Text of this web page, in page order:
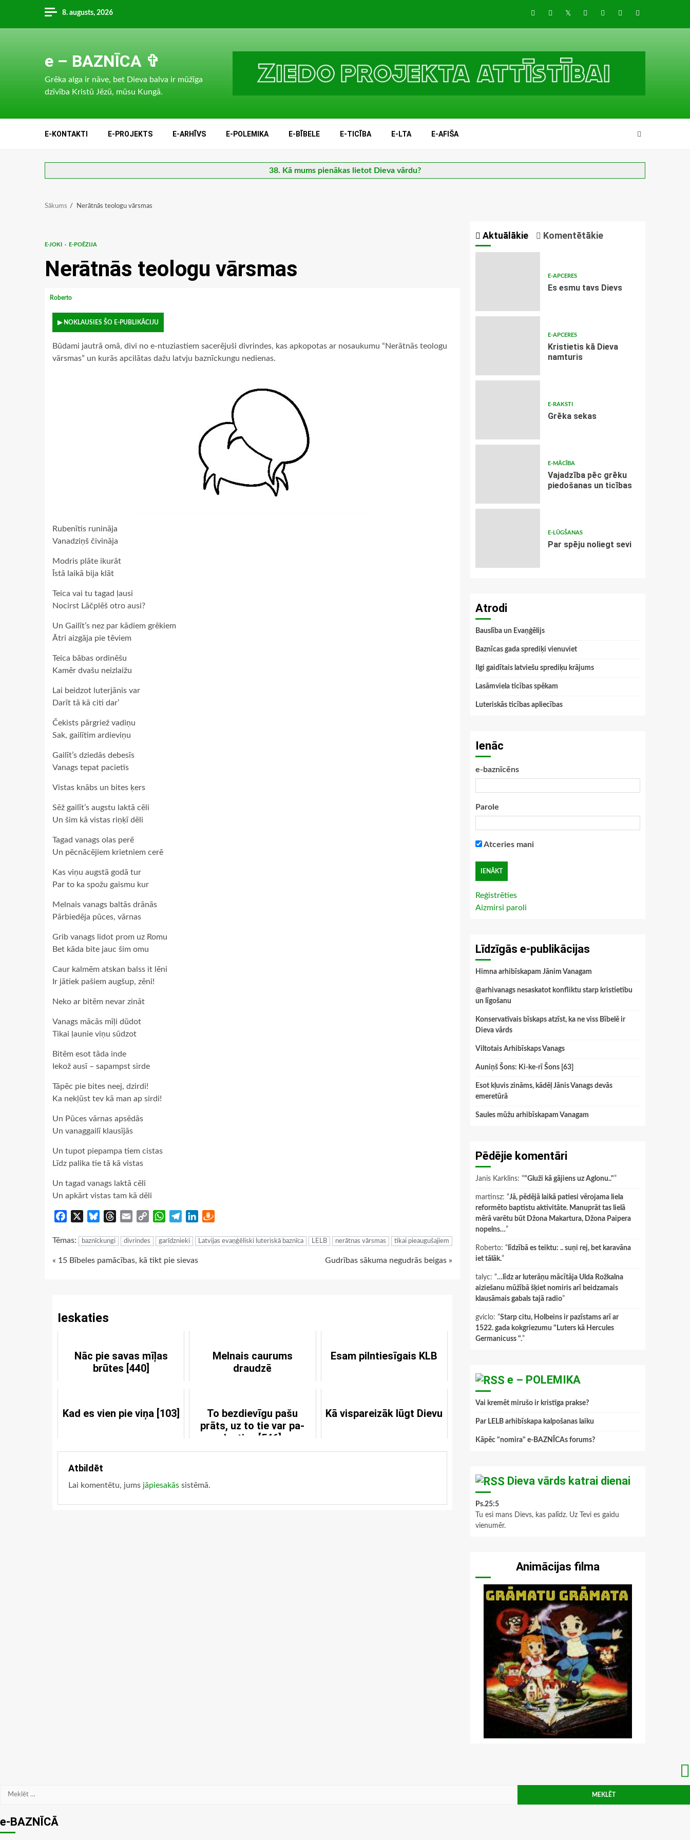
content
8. augusts, 2026 Draugiem
Facebook
TwitterInstagram
LinkedInwhatsapp
RSS
e – BAZNĪCA ✞
Grēka alga ir nāve, bet Dieva balva ir mūžīga
dzīvība Kristū Jēzū, mūsu Kungā.
E-KONTAKTI E-PROJEKTS E-ARHĪVS E-POLEMIKA E-BĪBELE E-TICĪBA E-LTA E-AFIŠA
38. Kā mums pienākas lietot Dieva vārdu?
Sākums Nerātnās teologu vārsmas
E-JOKI E-POĒZIJA
Nerātnās teologu vārsmas
Roberto
▶ NOKLAUSIES ŠO E-PUBLIKĀCIJU
Būdami jautrā omā, divi no e-ntuziastiem sacerējuši divrindes, kas apkopotas ar nosaukumu “Nerātnās teologu
vārsmas” un kurās apcilātas dažu latvju baznīckungu nedienas.
Rubenītis runināja
Vanadziņš čivināja
Modris plāte ikurāt
Īstā laikā bija klāt
Teica vai tu tagad ļausi
Nocirst Lāčplēš otro ausi?
Un Gailīt’s nez par kādiem grēkiem
Ātri aizgāja pie tēviem
Teica bābas ordinēšu
Kamēr dvašu neizlaižu
Lai beidzot luterjānis var
Darīt tā kā citi dar’
Čekists pārgriež vadiņu
Sak, gailītim ardieviņu
Gailīt’s dziedās debesīs
Vanags tepat pacietīs
Vistas knābs un bites ķers
Sēž gailīt’s augstu laktā cēli
Un šim kā vistas riņķī dēli
Tagad vanags olas perē
Un pēcnācējiem krietniem cerē
Kas viņu augstā godā tur
Par to ka spožu gaismu kur
Melnais vanags baltās drānās
Pārbiedēja pūces, vārnas
Grib vanags lidot prom uz Romu
Bet kāda bite jauc šim omu
Caur kalmēm atskan balss it lēni
Ir jātiek pašiem augšup, zēni!
Neko ar bitēm nevar zināt
Vanags mācās mīļi dūdot
Tikai ļaunie viņu sūdzot
Bitēm esot tāda inde
Iekož ausī – sapampst sirde
Tāpēc pie bites neej, dzirdi!
Ka nekļūst tev kā man ap sirdi!
Un Pūces vārnas apsēdās
Un vanaggailī klausījās
Un tupot piepampa tiem cistas
Līdz palika tie tā kā vistas
Un tagad vanags laktā cēli
Un apkārt vistas tam kā dēli
Facebook BlueskyThreads
Email
Copy
WhatsApp
TelegramLinkedIn
Tēmas: baznīckungi divrindes garīdznieki Latvijas evaņģēliski luteriskā baznīca LELB nerātnas vārsmas tikai pieaugušajiem
Continue
« 15 Bībeles pamācības, kā tikt pie sievas Gudrības sākuma negudrās beigas »
Ieskaties
Nāc pie savas mīļas
brūtes [440]
Melnais caurums
draudzē
Esam pilntiesīgais KLB
Kad es vien pie viņa [103]
To bezdievīgu pašu
prāts, uz to tie var pa-
ļauties [546]
Kā vispareizāk lūgt Dievu
Atbildēt
Lai komentētu, jums jāpiesakās sistēmā.
Aktuālākie Komentētākie
E-APCERES
Es esmu tavs Dievs
E-APCERES
Kristietis kā Dieva
namturis
E-RAKSTI
Grēka sekas
E-MĀCĪBA
Vajadzība pēc grēku
piedošanas un ticības
E-LŪGŠANAS
Par spēju noliegt sevi
Atrodi
Bauslība un Evaņģēlijs
Baznīcas gada sprediķi vienuviet
Ilgi gaidītais latviešu sprediķu krājums
Lasāmviela ticības spēkam
Luteriskās ticības apliecības
Ienāc
e-baznīcēns
Parole
Atceries mani
Reģistrēties
Aizmirsi paroli
Līdzīgās e-publikācijas
Himna arhibīskapam Jānim Vanagam
@arhivanags nesaskatot konfliktu starp kristietību
un līgošanu
Konservatīvais bīskaps atzīst, ka ne viss Bībelē ir
Dieva vārds
Viltotais Arhibīskaps Vanags
Auniņš Šons: Ki-ke-rī Šons [63]
Esot kļuvis zināms, kādēļ Jānis Vanags devās
emeretūrā
Saules mūžu arhibīskapam Vanagam
Pēdējie komentāri
Janis Karklins: “"Gluži kā gājiens uz Aglonu.."”
martinsz: “Jā, pēdējā laikā patiesi vērojama liela
reformēto baptistu aktivitāte. Manuprāt tas lielā
mērā varētu būt Džona Makartura, Džona Paipera
nopelns…”
Roberto: “ līdzībā es teiktu: .. suņi rej, bet karavāna
iet tālāk.”
talyc: “…līdz ar luterāņu mācītāja Ulda Rožkalna
aiziešanu mūžībā šķiet nomiris arī beidzamais
klausāmais gabals tajā radio”
gviclo: “Starp citu, Holbeins ir pazīstams arī ar
1522. gada kokgriezumu "Luters kā Hercules
Germanicuss ".”
e – POLEMIKA
Vai kremēt mirušo ir kristīga prakse?
Par LELB arhibīskapa kalpošanas laiku
Kāpēc "nomira" e-BAZNĪCAs forums?
Dieva vārds katrai dienai
Ps.25:5
Tu esi mans Dievs, kas palīdz. Uz Tevi es gaidu
vienumēr.
Animācijas filma
Meklēt:
e-BAZNĪCĀ